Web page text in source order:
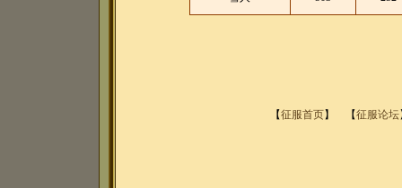
【征服首页】 【征服论坛